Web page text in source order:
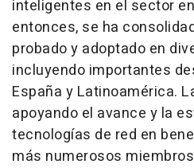
inteligentes en el sector
entonces, se ha
probado y adoptado en
incluyendo importantes
España y Latinoamérica.
apoyando el avance y la
tecnologías de red en
más numerosos